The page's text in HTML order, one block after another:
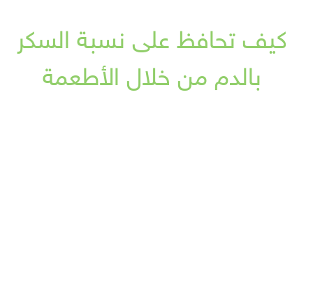
كيف تحافظ على نسبة السكر
بالدم من خلال الأطعمة